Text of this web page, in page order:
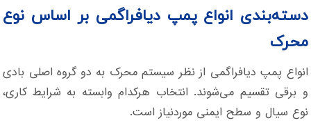
دسته‌بندی انواع پمپ دیافراگمی بر اساس نوع
محرک
انواع پمپ دیافراگمی از نظر سیستم محرک به دو گروه اصلی بادی
و برقی تقسیم می‌شوند. انتخاب هرکدام وابسته به شرایط کاری،
نوع سیال و سطح ایمنی موردنیاز است.